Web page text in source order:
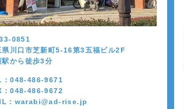
0851
県川口市芝新町5-16第3五福ビル2F
から徒歩3分
：048-486-9671
：048-486-9672
：warabi@ad-rise.jp